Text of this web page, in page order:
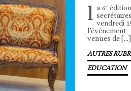
l a 6ᵉ
vendredi
venues de […]
AUTRES
EDUCATION